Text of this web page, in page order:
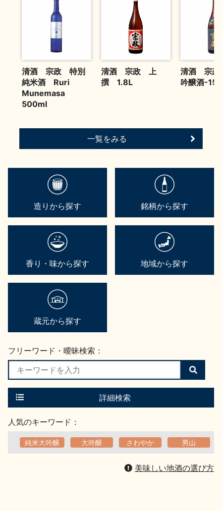
お問い合わせ
清酒 宗政 特別
純米酒 Ruri
Munemasa
500ml
清酒 宗政 上
撰 1.8L
清酒 宗
吟醸酒-
一覧をみる
造りから探す 銘柄から探す
香り・味から探す 地域から探す
蔵元から探す
フリーワード・曖昧検索：
検
索
す
詳細検索
人気のキーワード：
純米大吟醸 大吟醸 さわやか 男山
美味しい地酒の選び方